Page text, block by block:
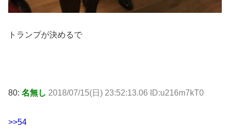
トランプが決めるで
80: 名無し 2018/07/15(日) 23:52:13.06 ID:u216m7kT0
>>54